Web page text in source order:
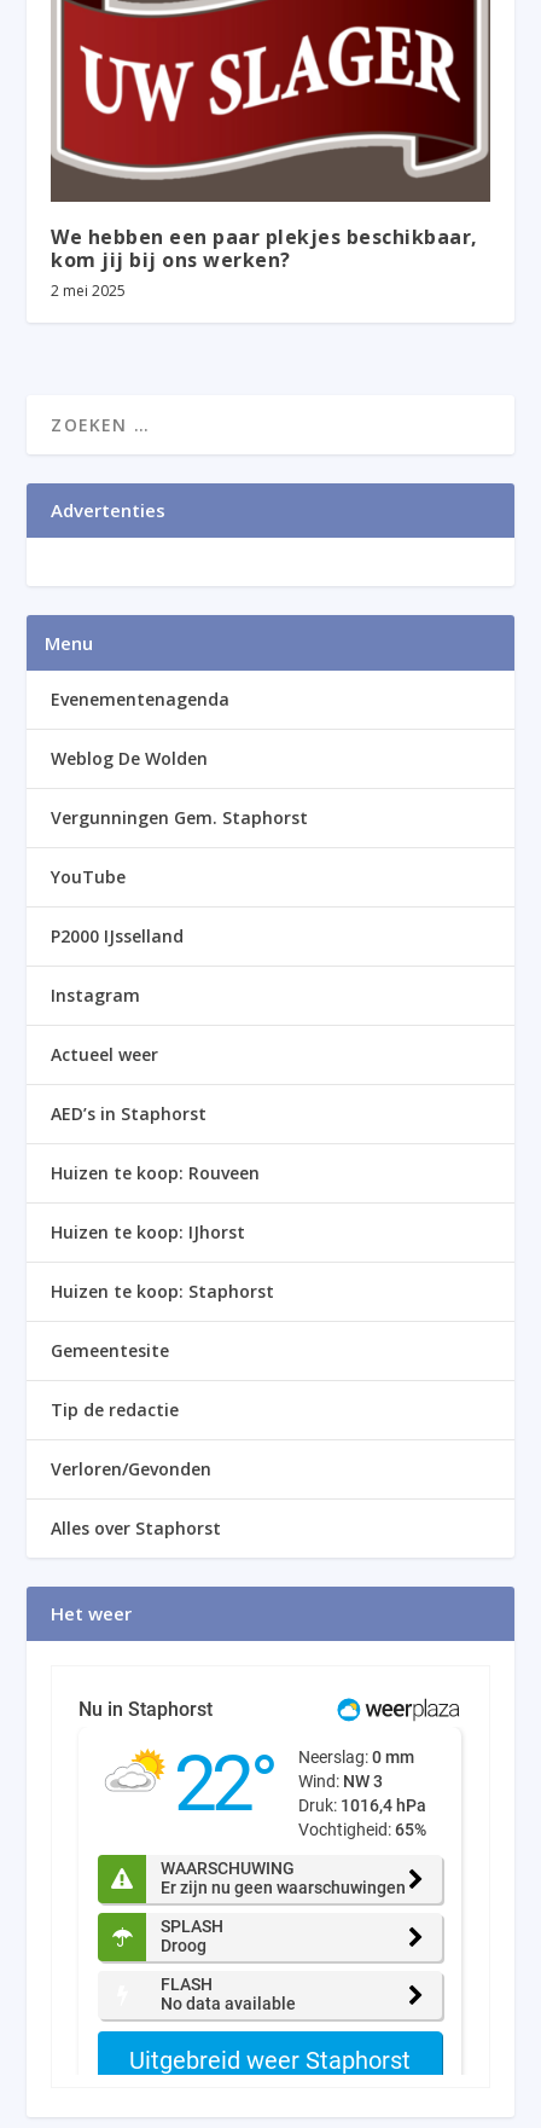
We hebben een paar plekjes beschikbaar,
kom jij bij ons werken?
2 mei 2025
Advertenties
Menu
Evenementenagenda
Weblog De Wolden
Vergunningen Gem. Staphorst
YouTube
P2000 IJsselland
Instagram
Actueel weer
AED’s in Staphorst
Huizen te koop: Rouveen
Huizen te koop: IJhorst
Huizen te koop: Staphorst
Gemeentesite
Tip de redactie
Verloren/Gevonden
Alles over Staphorst
Het weer